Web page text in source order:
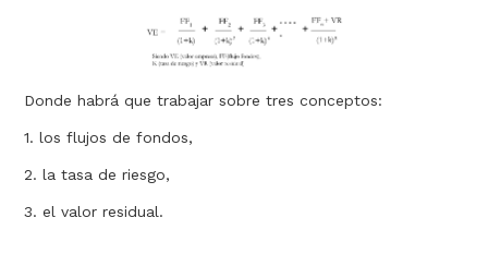
Donde habrá que trabajar sobre tres conceptos:
1. los flujos de fondos,
2. la tasa de riesgo,
3. el valor residual.